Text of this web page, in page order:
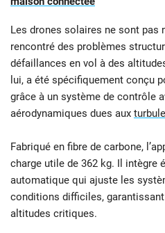
Les drones solaires ne sont pas
rencontré des problèmes
défaillances en vol à des
lui, a été spécifiquement conçu
grâce à un système de contrôle
aérodynamiques dues aux
Fabriqué en fibre de carbone,
charge utile de 362 kg. Il intègre
automatique qui ajuste les
conditions difficiles,
altitudes critiques.